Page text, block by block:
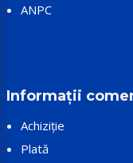
ANPC
Informații
Achiziție
Plată